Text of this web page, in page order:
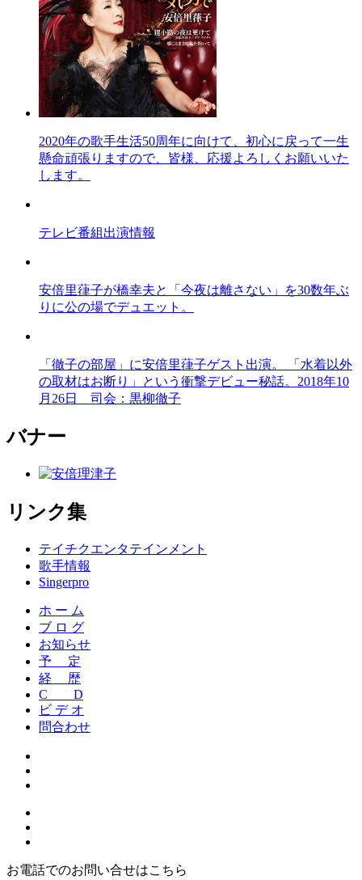
2020年の歌手生活50周年に向けて、初心に戻って一生
懸命頑張りますので、皆様、応援よろしくお願いいた
します。
テレビ番組出演情報
安倍里葎子が橋幸夫と「今夜は離さない」を30数年ぶ
りに公の場でデュエット。
「徹子の部屋」に安倍里葎子ゲスト出演。 「水着以外
の取材はお断り」という衝撃デビュー秘話。2018年10
月26日 司会：黒柳徹子
バナー
リンク集
テイチクエンタテインメント
歌手情報
Singerpro
ホ ー ム
ブ ロ グ
お知らせ
予 定
経 歴
C D
ビ デ オ
問合わせ
お電話でのお問い合せはこちら